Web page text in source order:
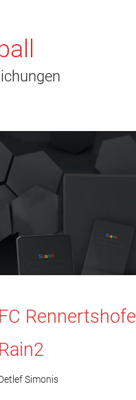
FC
Rain2
Simonis